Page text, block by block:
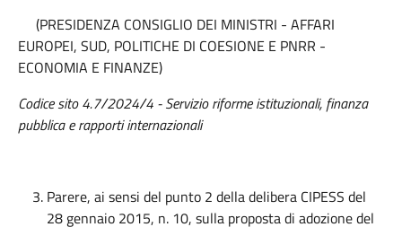
(PRESIDENZA CONSIGLIO DEI MINISTRI - AFFARI
EUROPEI, SUD, POLITICHE DI COESIONE E PNRR -
ECONOMIA E FINANZE)
Codice sito 4.7/2024/4 - Servizio riforme istituzionali, finanza
pubblica e rapporti internazionali
Parere, ai sensi del punto 2 della delibera CIPESS del
28 gennaio 2015, n. 10, sulla proposta di adozione del